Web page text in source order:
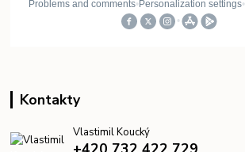
Kontakty
Vlastimil Koucký